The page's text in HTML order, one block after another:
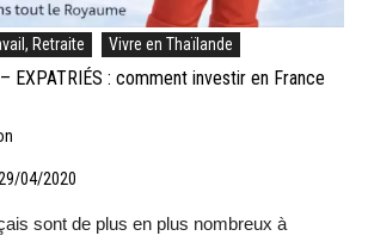
Retraite Vivre en Thaïlande
EXPATRIÉS : comment investir en France
04/2020
sont de plus en plus nombreux à